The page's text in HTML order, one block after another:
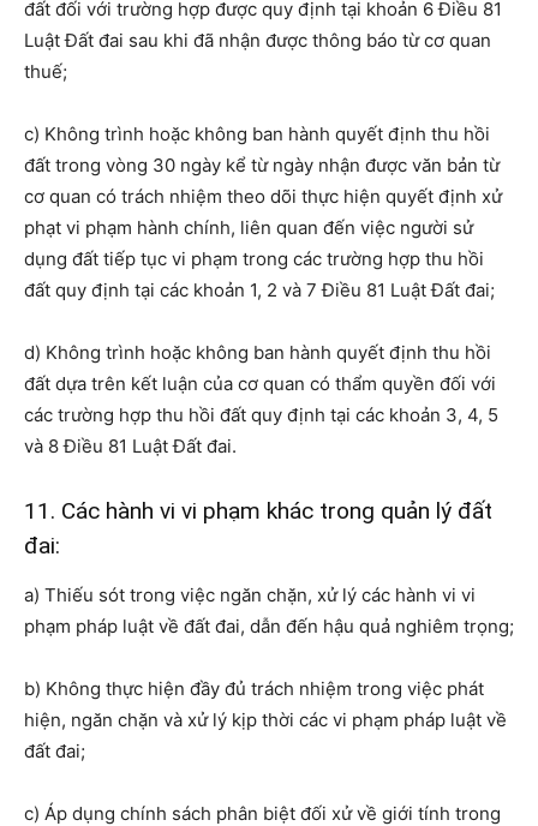
đất đối với trường hợp được quy định tại khoản 6 Điều 81
Luật Đất đai sau khi đã nhận được thông báo từ cơ quan
thuế;
c) Không trình hoặc không ban hành quyết định thu hồi
đất trong vòng 30 ngày kể từ ngày nhận được văn bản từ
cơ quan có trách nhiệm theo dõi thực hiện quyết định xử
phạt vi phạm hành chính, liên quan đến việc người sử
dụng đất tiếp tục vi phạm trong các trường hợp thu hồi
đất quy định tại các khoản 1, 2 và 7 Điều 81 Luật Đất đai;
d) Không trình hoặc không ban hành quyết định thu hồi
đất dựa trên kết luận của cơ quan có thẩm quyền đối với
các trường hợp thu hồi đất quy định tại các khoản 3, 4, 5
và 8 Điều 81 Luật Đất đai.
11. Các hành vi vi phạm khác trong quản lý đất
đai:
a) Thiếu sót trong việc ngăn chặn, xử lý các hành vi vi
phạm pháp luật về đất đai, dẫn đến hậu quả nghiêm trọng;
b) Không thực hiện đầy đủ trách nhiệm trong việc phát
hiện, ngăn chặn và xử lý kịp thời các vi phạm pháp luật về
đất đai;
c) Áp dụng chính sách phân biệt đối xử về giới tính trong